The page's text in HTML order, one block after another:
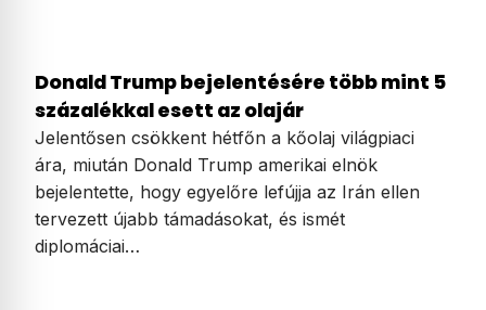
Donald Trump bejelentésére több mint 5
százalékkal esett az olajár
Jelentősen csökkent hétfőn a kőolaj világpiaci
ára, miután Donald Trump amerikai elnök
bejelentette, hogy egyelőre lefújja az Irán ellen
tervezett újabb támadásokat, és ismét
diplomáciai…